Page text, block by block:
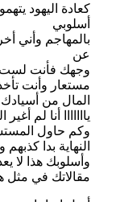
كعادة اليهود
أسلوبي
بالمهاجم وأني
عن
وجهك فأنت لست
مستعار وأنت
المال من
يااااااا أنا لم
وكم حاول
النهاية بدا
وأسلوبك هذا لا
مقالاتك في مثل